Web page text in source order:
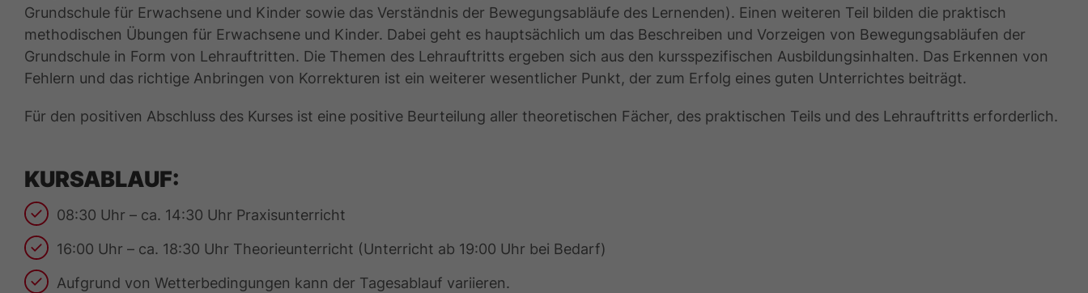
Grundschule für Erwachsene und Kinder sowie das Verständnis der Bewegungsabläufe des Lernenden). Einen weiteren Teil bilden die praktisch
methodischen Übungen für Erwachsene und Kinder. Dabei geht es hauptsächlich um das Beschreiben und Vorzeigen von Bewegungsabläufen der
Grundschule in Form von Lehrauftritten. Die Themen des Lehrauftritts ergeben sich aus den kursspezifischen Ausbildungsinhalten. Das Erkennen von
Fehlern und das richtige Anbringen von Korrekturen ist ein weiterer wesentlicher Punkt, der zum Erfolg eines guten Unterrichtes beiträgt.
Für den positiven Abschluss des Kurses ist eine positive Beurteilung aller theoretischen Fächer, des praktischen Teils und des Lehrauftritts erforderlich.
KURSABLAUF:
08:30 Uhr – ca. 14:30 Uhr Praxisunterricht
16:00 Uhr – ca. 18:30 Uhr Theorieunterricht (Unterricht ab 19:00 Uhr bei Bedarf)
Aufgrund von Wetterbedingungen kann der Tagesablauf variieren.